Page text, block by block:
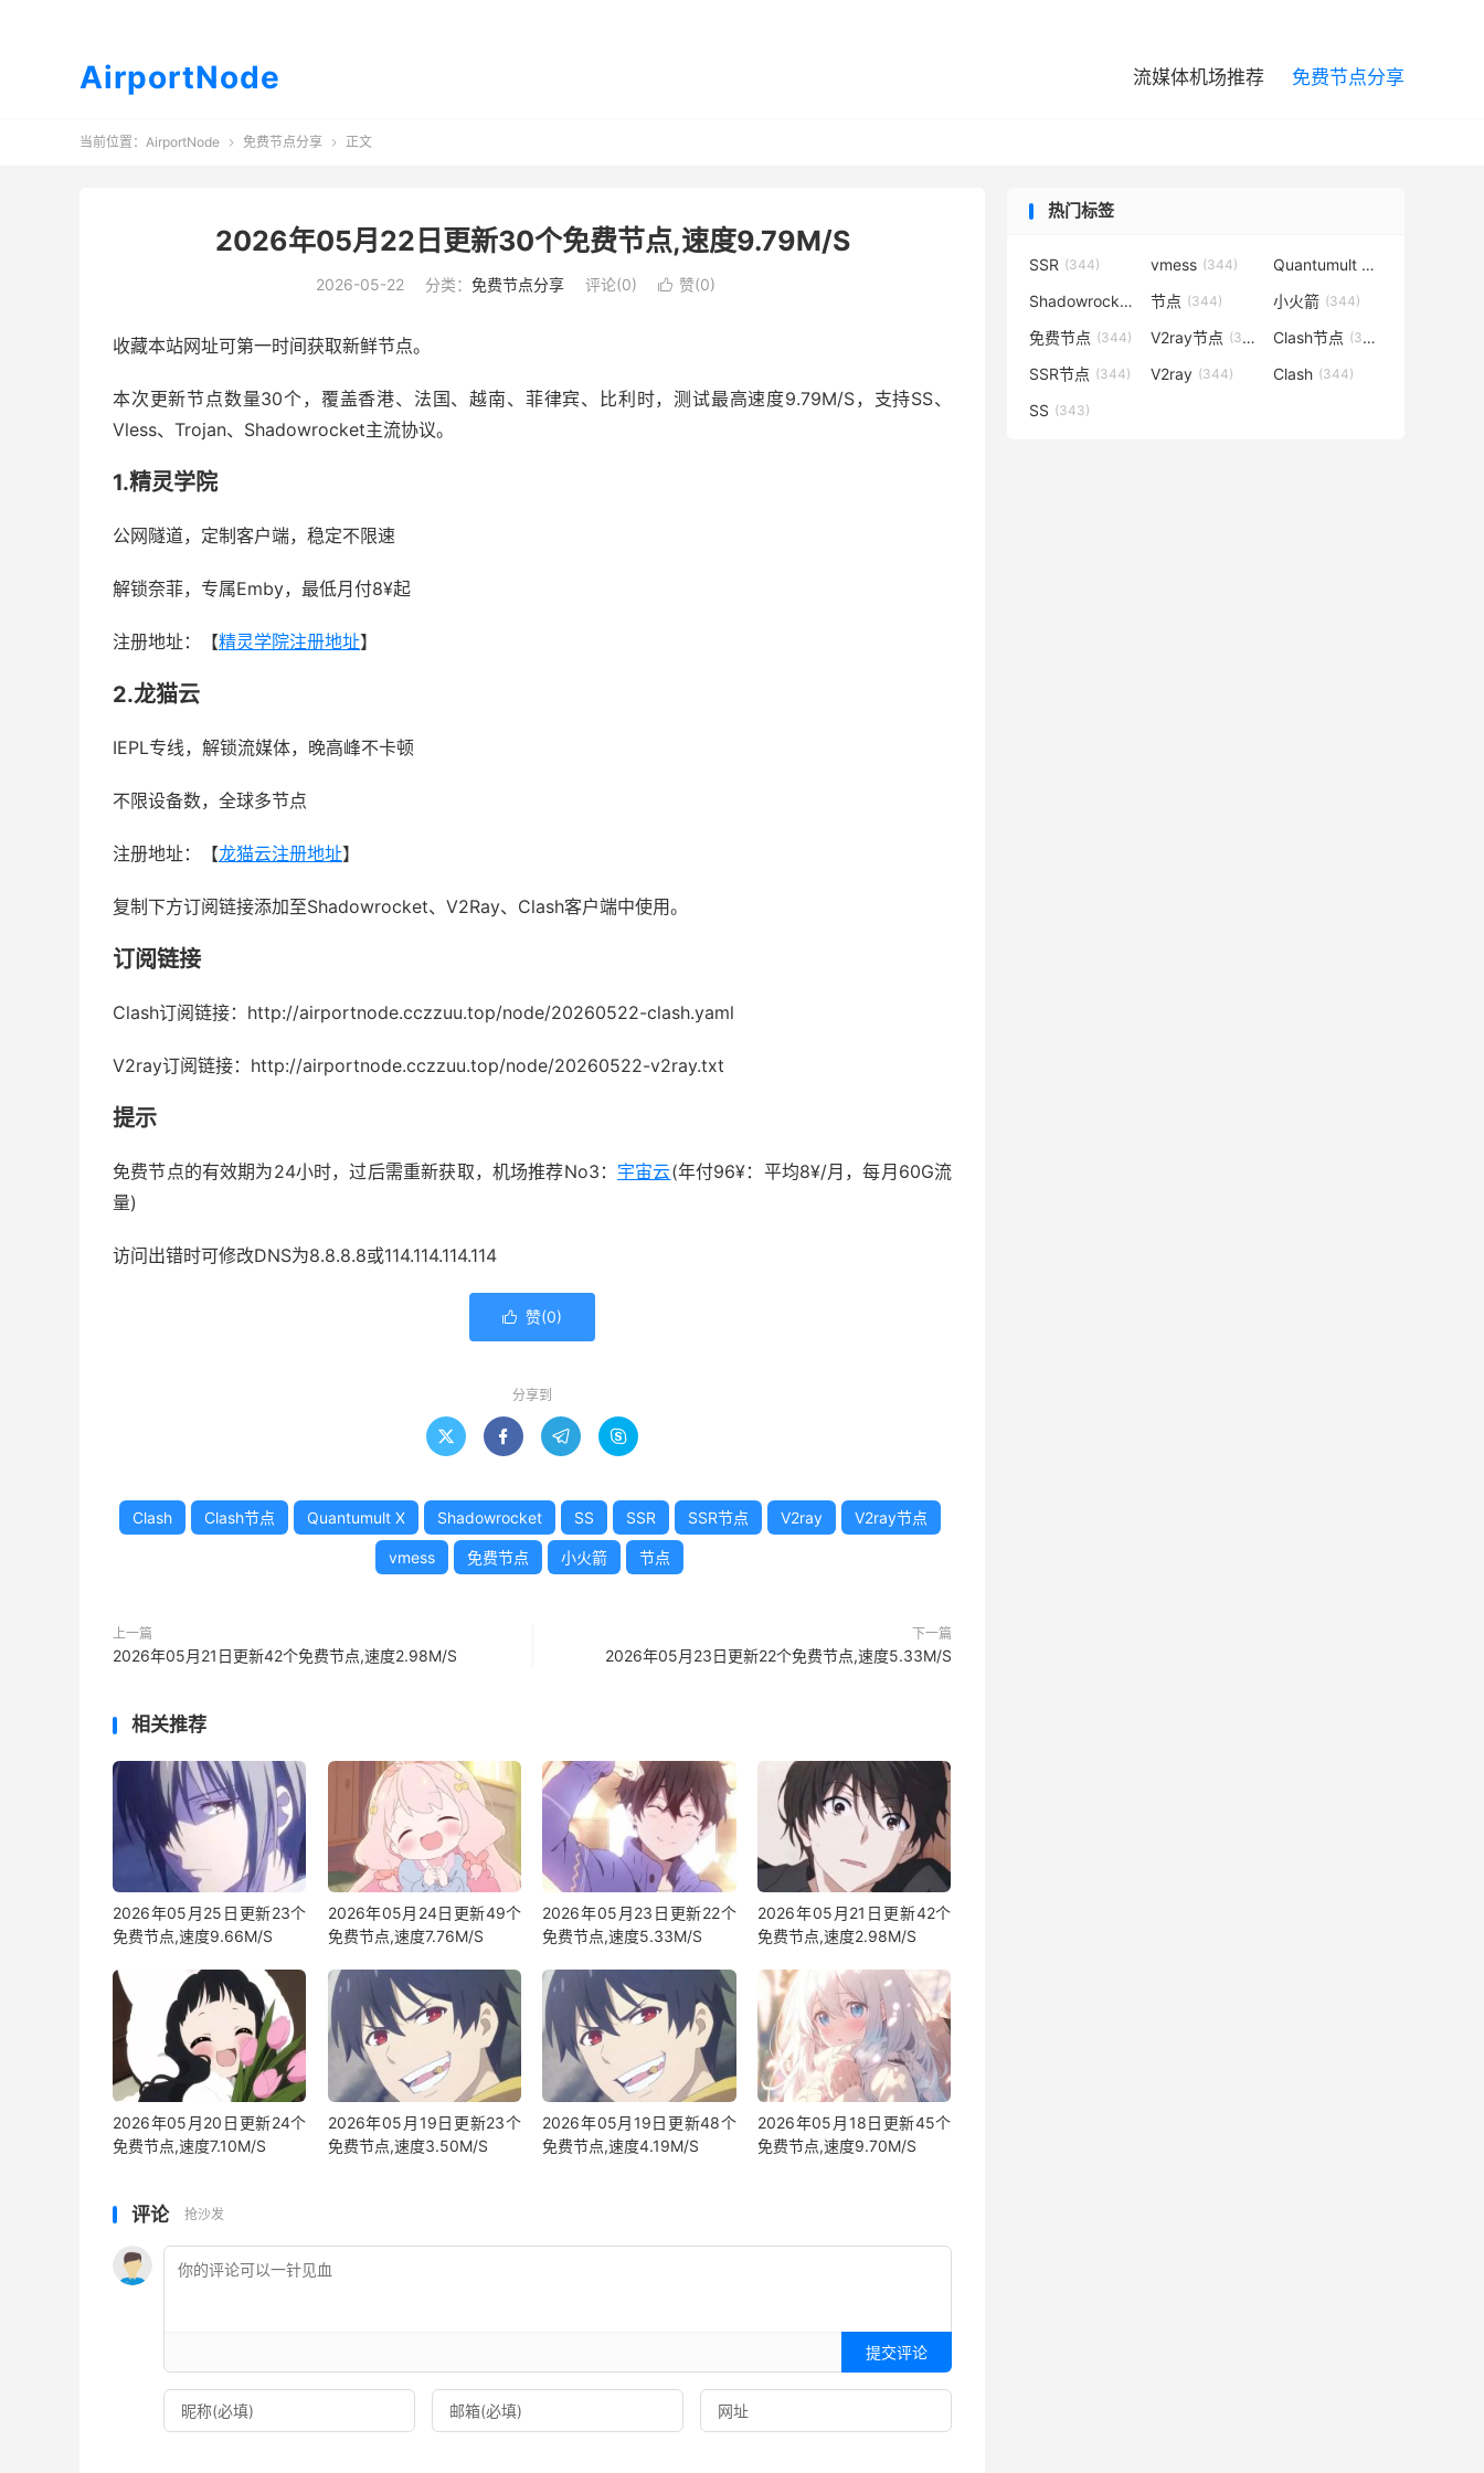
AirportNode 流媒体机场推荐 免费节点分享
当前位置： AirportNode  免费节点分享  正文
2026年05月22日更新30个免费节点,速度9.79M/S
2026-05-22 分类： 免费节点分享 评论(0)  赞(0)
收藏本站网址可第一时间获取新鲜节点。
本次更新节点数量30个，覆盖香港、法国、越南、菲律宾、比利时，测试最高速度9.79M/S，支持SS、
Vless、Trojan、Shadowrocket主流协议。
1.精灵学院
公网隧道，定制客户端，稳定不限速
解锁奈菲，专属Emby，最低月付8¥起
注册地址：【精灵学院注册地址】
2.龙猫云
IEPL专线，解锁流媒体，晚高峰不卡顿
不限设备数，全球多节点
注册地址：【龙猫云注册地址】
复制下方订阅链接添加至Shadowrocket、V2Ray、Clash客户端中使用。
订阅链接
Clash订阅链接：http://airportnode.cczzuu.top/node/20260522-clash.yaml
V2ray订阅链接：http://airportnode.cczzuu.top/node/20260522-v2ray.txt
提示
免费节点的有效期为24小时，过后需重新获取，机场推荐No3： 宇宙云(年付96¥：平均8¥/月，每月60G流
量)
访问出错时可修改DNS为8.8.8.8或114.114.114.114
 赞(0)
分享到
   
Clash Clash节点 Quantumult X Shadowrocket SS SSR SSR节点 V2ray V2ray节点
vmess 免费节点 小火箭 节点
上一篇
2026年05月21日更新42个免费节点,速度2.98M/S
下一篇
2026年05月23日更新22个免费节点,速度5.33M/S
相关推荐
2026年05月25日更新23个
免费节点,速度9.66M/S
2026年05月24日更新49个
免费节点,速度7.76M/S
2026年05月23日更新22个
免费节点,速度5.33M/S
2026年05月21日更新42个
免费节点,速度2.98M/S
2026年05月20日更新24个
免费节点,速度7.10M/S
2026年05月19日更新23个
免费节点,速度3.50M/S
2026年05月19日更新48个
免费节点,速度4.19M/S
2026年05月18日更新45个
免费节点,速度9.70M/S
评论 抢沙发
提交评论
热门标签
SSR (344) vmess (344) Quantumult X
Shadowrocket (344)
节点 (344) 小火箭 (344)
免费节点 (344) V2ray节点 (344) Clash节点 (344)
SSR节点 (344) V2ray (344) Clash (344)
SS (343)